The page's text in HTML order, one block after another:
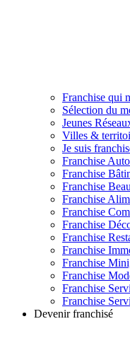
Franchise qui
Sélection du
Jeunes
Villes &
Je suis
Franchise
Franchise
Franchise
Franchise
Franchise
Franchise
Franchise
Franchise
Franchise
Franchise
Franchise
Franchise
Devenir franchisé